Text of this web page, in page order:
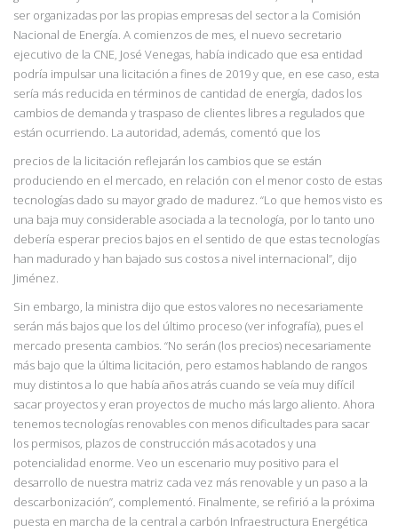
ser organizadas por las propias empresas del sector a la Comisión
Nacional de Energía. A comienzos de mes, el nuevo secretario
ejecutivo de la CNE, José Venegas, había indicado que esa entidad
podría impulsar una licitación a fines de 2019 y que, en ese caso, esta
sería más reducida en términos de cantidad de energía, dados los
cambios de demanda y traspaso de clientes libres a regulados que
están ocurriendo. La autoridad, además, comentó que los
precios de la licitación reflejarán los cambios que se están
produciendo en el mercado, en relación con el menor costo de estas
tecnologías dado su mayor grado de madurez. “Lo que hemos visto es
una baja muy considerable asociada a la tecnología, por lo tanto uno
debería esperar precios bajos en el sentido de que estas tecnologías
han madurado y han bajado sus costos a nivel internacional”, dijo
Jiménez.
Sin embargo, la ministra dijo que estos valores no necesariamente
serán más bajos que los del último proceso (ver infografía), pues el
mercado presenta cambios. “No serán (los precios) necesariamente
más bajo que la última licitación, pero estamos hablando de rangos
muy distintos a lo que había años atrás cuando se veía muy difícil
sacar proyectos y eran proyectos de mucho más largo aliento. Ahora
tenemos tecnologías renovables con menos dificultades para sacar
los permisos, plazos de construcción más acotados y una
potencialidad enorme. Veo un escenario muy positivo para el
desarrollo de nuestra matriz cada vez más renovable y un paso a la
descarbonización”, complementó. Finalmente, se refirió a la próxima
puesta en marcha de la central a carbón Infraestructura Energética